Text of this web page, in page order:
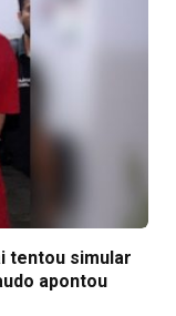
tentou simular
apontou